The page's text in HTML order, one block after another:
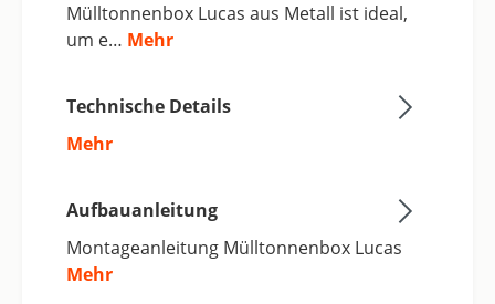
Mülltonnenbox Lucas aus Metall ist ideal,
um e… Mehr
Technische Details
Mehr
Aufbauanleitung
Montageanleitung Mülltonnenbox Lucas
Mehr